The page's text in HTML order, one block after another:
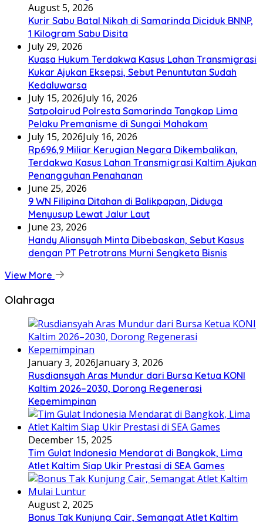
August 5, 2026
Kurir Sabu Batal Nikah di Samarinda Diciduk BNNP,
1 Kilogram Sabu Disita
July 29, 2026
Kuasa Hukum Terdakwa Kasus Lahan Transmigrasi
Kukar Ajukan Eksepsi, Sebut Penuntutan Sudah
Kedaluwarsa
July 15, 2026July 16, 2026
Satpolairud Polresta Samarinda Tangkap Lima
Pelaku Premanisme di Sungai Mahakam
July 15, 2026July 16, 2026
Rp696,9 Miliar Kerugian Negara Dikembalikan,
Terdakwa Kasus Lahan Transmigrasi Kaltim Ajukan
Penangguhan Penahanan
June 25, 2026
9 WN Filipina Ditahan di Balikpapan, Diduga
Menyusup Lewat Jalur Laut
June 23, 2026
Handy Aliansyah Minta Dibebaskan, Sebut Kasus
dengan PT Petrotrans Murni Sengketa Bisnis
View More
Olahraga
January 3, 2026January 3, 2026
Rusdiansyah Aras Mundur dari Bursa Ketua KONI
Kaltim 2026–2030, Dorong Regenerasi
Kepemimpinan
December 15, 2025
Tim Gulat Indonesia Mendarat di Bangkok, Lima
Atlet Kaltim Siap Ukir Prestasi di SEA Games
August 2, 2025
Bonus Tak Kunjung Cair, Semangat Atlet Kaltim